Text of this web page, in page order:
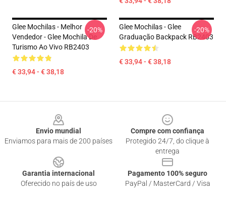
Glee Mochilas - Melhor
Vendedor - Glee Mochila De
Turismo Ao Vivo RB2403
€ 33,94 - € 38,18
-20%
Glee Mochilas - Glee
Graduação Backpack RB2403
€ 33,94 - € 38,18
-20%
Envio mundial
Enviamos para mais de 200 países
Compre com confiança
Protegido 24/7, do clique à
entrega
Garantia internacional
Oferecido no país de uso
Pagamento 100% seguro
PayPal / MasterCard / Visa